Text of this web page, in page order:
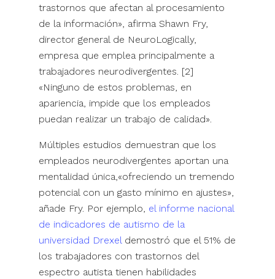
trastornos que afectan al procesamiento
de la información», afirma Shawn Fry,
director general de NeuroLogically,
empresa que emplea principalmente a
trabajadores neurodivergentes. [2]
«Ninguno de estos problemas, en
apariencia, impide que los empleados
puedan realizar un trabajo de calidad».
Múltiples estudios demuestran que los
empleados neurodivergentes aportan una
mentalidad única,«ofreciendo un tremendo
potencial con un gasto mínimo en ajustes»,
añade Fry. Por ejemplo, el informe nacional
de indicadores de autismo de la
universidad Drexeldemostró que el 51% de
los trabajadores con trastornos del
espectro autista tienen habilidades